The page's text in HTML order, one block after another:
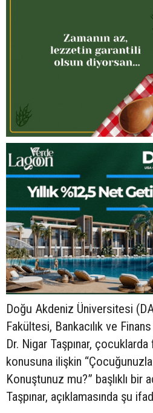
Doğu Akdeniz Üniversitesi
Fakültesi, Bankacılık ve
Dr. Nigar Taşpınar,
konusuna ilişkin
Konuştunuz mu?” başlıklı bir
Taşpınar, açıklamasında şu